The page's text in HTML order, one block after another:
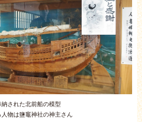
された北前船の模型
物は鹽竈神社の神主さん